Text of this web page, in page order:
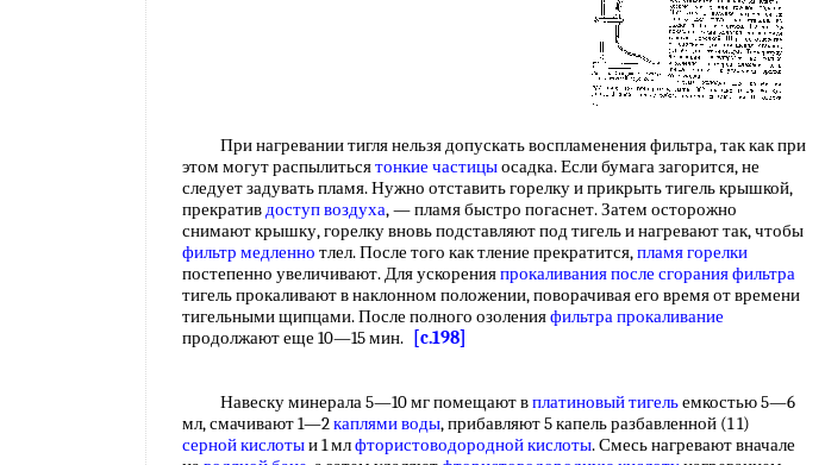
При нагревании тигля нельзя допускать воспламенения фильтра, так как при
этом могут распылитьсятонкие частицыосадка. Если бумага загорится, не
следует задувать пламя. Нужно отставить горелку и прикрыть тигель крышкой,
прекративдоступ воздуха, — пламя быстро погаснет. Затем осторожно
снимают крышку, горелку вновь подставляют под тигель и нагревают так, чтобы
фильтр медленно тлел. После того как тление прекратится,пламя горелки
постепенно увеличивают. Для ускоренияпрокаливания после сгорания фильтра
тигель прокаливают в наклонном положении, поворачивая его время от времени
тигельными щипцами. После полного озоленияфильтра прокаливание
продолжают еще 10—15 мин.
[c.198]
Навеску минерала 5—10 мг помещают вплатиновый тигельемкостью 5—6
мл, смачивают 1—2каплями воды, прибавляют 5 капель разбавленной (1 1)
серной кислотыи 1 млфтористоводородной кислоты. Смесь нагревают вначале